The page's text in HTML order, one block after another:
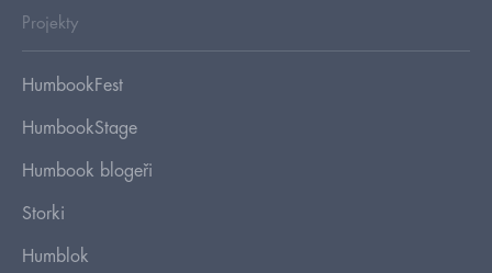
Projekty
HumbookFest
HumbookStage
Humbook blogeři
Storki
Humblok